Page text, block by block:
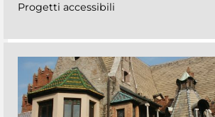
Progetti accessibili